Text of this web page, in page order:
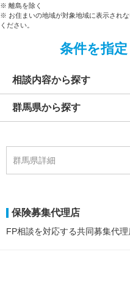
※ 離島を除く
※ お住まいの地域が対象地域に表示され
ください。
条件を指
相談内容から探す
群馬県から探す
群馬県詳細
保険募集代理店
FP相談を対応する共同募集代理